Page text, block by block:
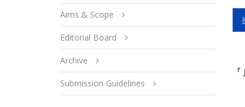
Aims & Scope
Editorial Board
Archive
Submission Guidelines